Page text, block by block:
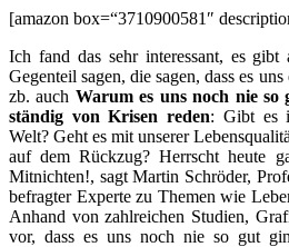
[amazon box=“3710900581″
Ich fand das sehr interessant, es
Gegenteil sagen, die sagen, dass es
zb. auch Warum es uns noch nie
ständig von Krisen reden: Gibt es
Welt? Geht es mit unserer
auf dem Rückzug? Herrscht heute
Mitnichten!, sagt Martin Schröder,
befragter Experte zu Themen wie
Anhand von zahlreichen Studien,
vor, dass es uns noch nie so gut